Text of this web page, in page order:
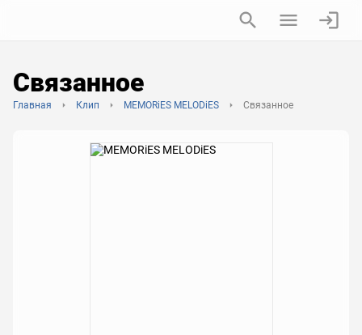
Связанное
Главная Клип MEMORiES MELODiES Связанное